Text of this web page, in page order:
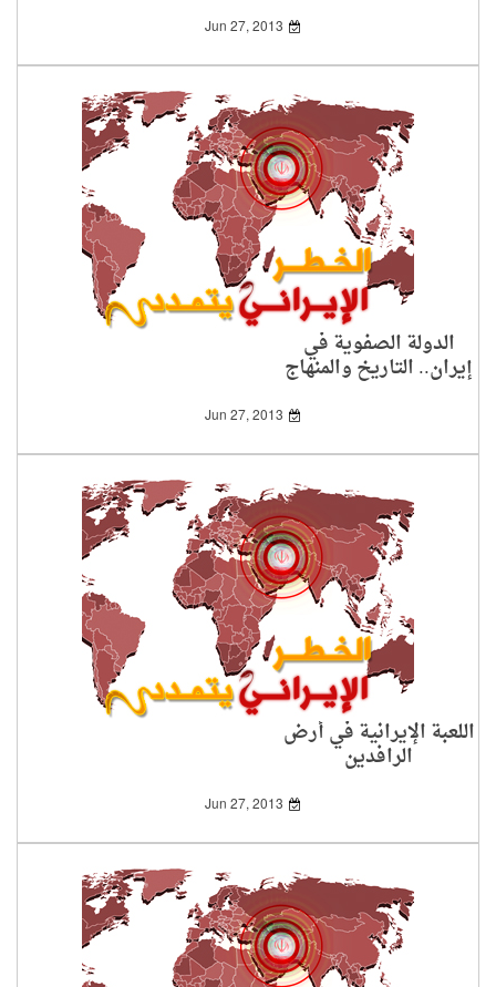
Jun 27, 2013
الدولة الصفوية في
إيران.. التاريخ والمنهاج
Jun 27, 2013
اللعبة الإيرانية في أرض
الرافدين
Jun 27, 2013